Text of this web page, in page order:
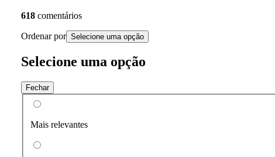
618 comentários
Ordenar por Selecione uma opção
Selecione uma opção
Fechar
Mais relevantes